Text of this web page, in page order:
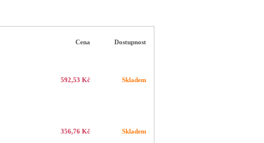
Cena Dostupnost
592,53 Kč Skladem
356,76 Kč Skladem